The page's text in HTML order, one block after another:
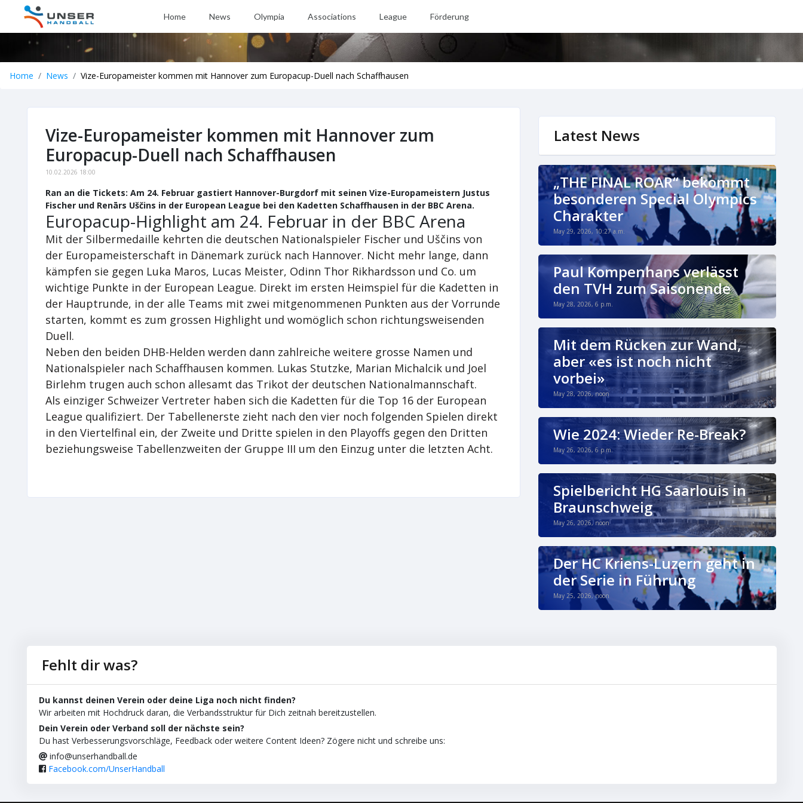
Home News Olympia Associations League Förderung
Home News Vize-Europameister kommen mit Hannover zum Europacup-Duell nach Schaffhausen
Vize-Europameister kommen mit Hannover zum
Europacup-Duell nach Schaffhausen
10.02.2026 18:00
Ran an die Tickets: Am 24. Februar gastiert Hannover-Burgdorf mit seinen Vize-Europameistern Justus
Fischer und Renārs Uščins in der European League bei den Kadetten Schaffhausen in der BBC Arena.
Europacup-Highlight am 24. Februar in der BBC Arena
Mit der Silbermedaille kehrten die deutschen Nationalspieler Fischer und Uščins von
der Europameisterschaft in Dänemark zurück nach Hannover. Nicht mehr lange, dann
kämpfen sie gegen Luka Maros, Lucas Meister, Odinn Thor Rikhardsson und Co. um
wichtige Punkte in der European League. Direkt im ersten Heimspiel für die Kadetten in
der Hauptrunde, in der alle Teams mit zwei mitgenommenen Punkten aus der Vorrunde
starten, kommt es zum grossen Highlight und womöglich schon richtungsweisenden
Duell.
Neben den beiden DHB-Helden werden dann zahlreiche weitere grosse Namen und
Nationalspieler nach Schaffhausen kommen. Lukas Stutzke, Marian Michalcik und Joel
Birlehm trugen auch schon allesamt das Trikot der deutschen Nationalmannschaft.
Als einziger Schweizer Vertreter haben sich die Kadetten für die Top 16 der European
League qualifiziert. Der Tabellenerste zieht nach den vier noch folgenden Spielen direkt
in den Viertelfinal ein, der Zweite und Dritte spielen in den Playoffs gegen den Dritten
beziehungsweise Tabellenzweiten der Gruppe III um den Einzug unter die letzten Acht.
Latest News
„THE FINAL ROAR“ bekommt
besonderen Special Olympics
Charakter
May 29, 2026, 10:27 a.m.
Paul Kompenhans verlässt
den TVH zum Saisonende
May 28, 2026, 6 p.m.
Mit dem Rücken zur Wand,
aber «es ist noch nicht
vorbei»
May 28, 2026, noon
Wie 2024: Wieder Re-Break?
May 26, 2026, 6 p.m.
Spielbericht HG Saarlouis in
Braunschweig
May 26, 2026, noon
Der HC Kriens-Luzern geht in
der Serie in Führung
May 25, 2026, noon
Fehlt dir was?
Du kannst deinen Verein oder deine Liga noch nicht finden?
Wir arbeiten mit Hochdruck daran, die Verbandsstruktur für Dich zeitnah bereitzustellen.
Dein Verein oder Verband soll der nächste sein?
Du hast Verbesserungsvorschläge, Feedback oder weitere Content Ideen? Zögere nicht und schreibe uns:
info@unserhandball.de
Facebook.com/UnserHandball